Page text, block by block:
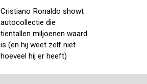
Cristiano Ronaldo showt
autocollectie die
tientallen miljoenen waard
is (en hij weet zelf niet
hoeveel hij er heeft)